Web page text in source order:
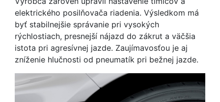
elektrického posilňovača riadenia. Výsledkom má
byť stabilnejšie správanie pri vysokých
rýchlostiach, presnejší nájazd do zákrut a väčšia
istota pri agresívnej jazde. Zaujímavosťou je aj
zníženie hlučnosti od pneumatík pri bežnej jazde.